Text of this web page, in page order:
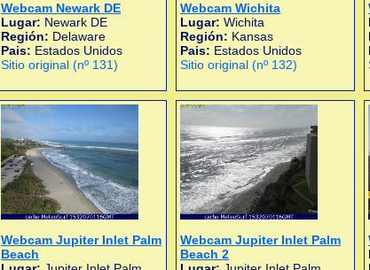
Webcam Newark DE
Lugar: Newark DE
Región: Delaware
Pais: Estados Unidos
Sitio original (nº 131)
Webcam Wichita
Lugar: Wichita
Región: Kansas
Pais: Estados Unidos
Sitio original (nº 132)
Webcam Jupiter Inlet Palm
Beach
Webcam Jupiter Inlet Palm
Beach 2